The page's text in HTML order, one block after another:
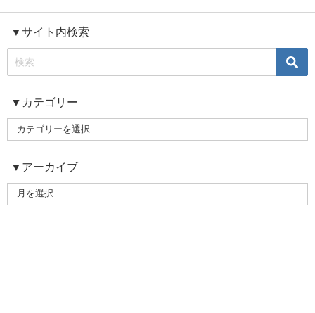
▼サイト内検索
▼カテゴリー
▼アーカイブ